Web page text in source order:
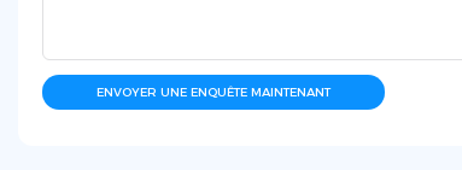
ENVOYER UNE ENQUÊTE MAINTENANT